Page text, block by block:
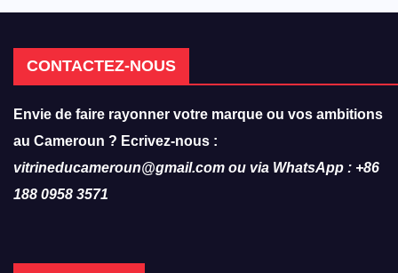
CONTACTEZ-NOUS
Envie de faire rayonner votre marque ou vos ambitions
au Cameroun ? Ecrivez-nous :
vitrineducameroun@gmail.com ou via WhatsApp : +86
188 0958 3571